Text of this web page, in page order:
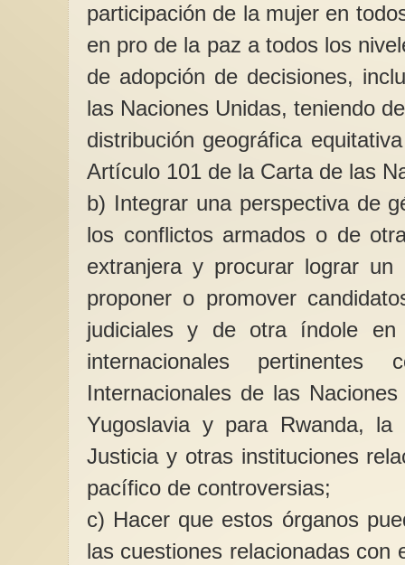
participación de la mujer en
en pro de la paz a todos los
de adopción de decisiones,
las Naciones Unidas, teniendo
distribución geográfica
Artículo 101 de la Carta de las
b) Integrar una perspectiva de
los conflictos armados o de
extranjera y procurar lograr
proponer o promover
judiciales y de otra índole en
internacionales pertinentes
Internacionales de las
Yugoslavia y para Rwanda, la
Justicia y otras instituciones
pacífico de controversias;
c) Hacer que estos órganos
las cuestiones relacionadas con